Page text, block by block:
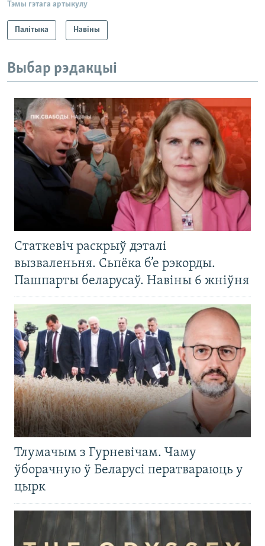
Тэмы гэтага артыкулу
Палітыка Навіны
Выбар рэдакцыі
Статкевіч раскрыў дэталі
вызваленьня. Сьпёка б’е рэкорды.
Пашпарты беларусаў. Навіны 6 жніўня
Тлумачым з Гурневічам. Чаму
ўборачную ў Беларусі ператвараюць у
цырк